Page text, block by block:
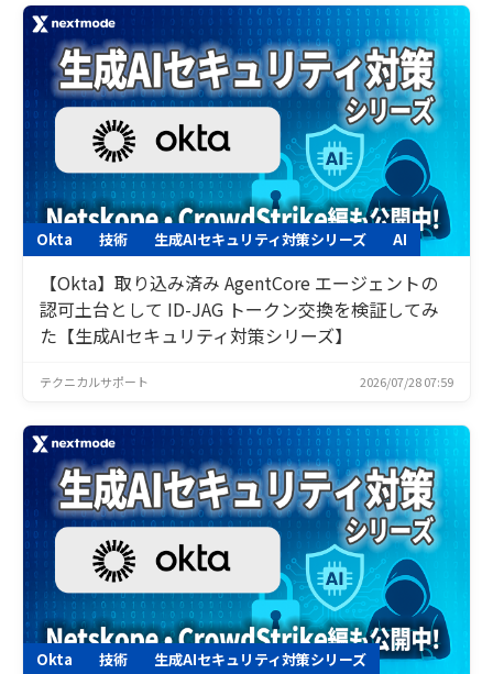
Okta 技術 生成AIセキュリティ対策シリーズ AI
【Okta】取り込み済み AgentCore エージェントの
認可土台として ID-JAG トークン交換を検証してみ
た【生成AIセキュリティ対策シリーズ】
テクニカルサポート 2026/07/28 07:59
Okta 技術 生成AIセキュリティ対策シリーズ